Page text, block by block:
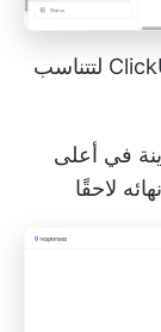
قم بتخصيص نماذجك باستخدام نماذج ClickUp لتتناسب
في أعلى
لاحقًا